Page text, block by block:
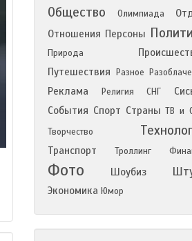
Общество Олимпиада
Отношения Персоны
Природа
Путешествия
Разное
Реклама Религия СНГ
События Спорт Страны ТВ и
Творчество
Транспорт Троллинг
Фото Шоубиз
Экономика Юмор